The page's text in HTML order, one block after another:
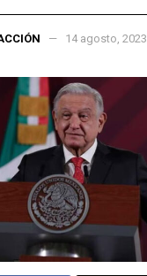
14 agosto, 2023